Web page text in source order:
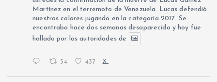
Martínez en el terremoto de Venezuela. Lucas defendió
nuestros colores jugando en la categoría 2017. Se
encontraba hace dos semanas desaparecido y hoy fue
hallado por las autoridades de
34 437 X